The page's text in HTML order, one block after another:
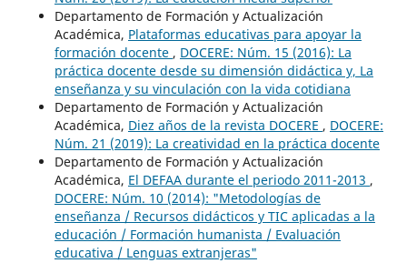
Departamento de Formación y Actualización
Académica, Plataformas educativas para apoyar la
formación docente , DOCERE: Núm. 15 (2016): La
práctica docente desde su dimensión didáctica y, La
enseñanza y su vinculación con la vida cotidiana
Departamento de Formación y Actualización
Académica, Diez años de la revista DOCERE , DOCERE:
Núm. 21 (2019): La creatividad en la práctica docente
Departamento de Formación y Actualización
Académica, El DEFAA durante el periodo 2011-2013 ,
DOCERE: Núm. 10 (2014): "Metodologías de
enseñanza / Recursos didácticos y TIC aplicadas a la
educación / Formación humanista / Evaluación
educativa / Lenguas extranjeras"